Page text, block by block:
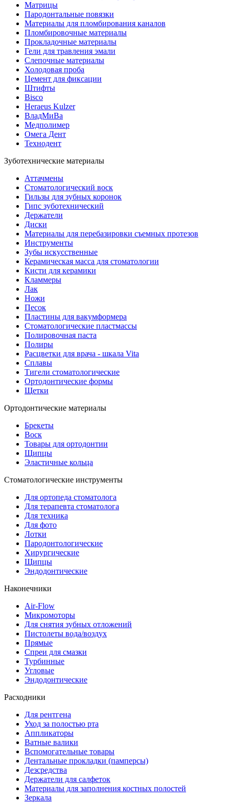
Матрицы
Пародонтальные повязки
Материалы для пломбирования каналов
Пломбировочные материалы
Прокладочные материалы
Гели для травления эмали
Слепочные материалы
Холодовая проба
Цемент для фиксации
Штифты
Bisco
Heraeus Kulzer
ВладМиВа
Медполимер
Омега Дент
Технодент
Зуботехнические материалы
Аттачмены
Стоматологический воск
Гильзы для зубных коронок
Гипс зуботехнический
Держатели
Диски
Материалы для перебазировки съемных протезов
Инструменты
Зубы искусственные
Керамическая масса для стоматологии
Кисти для керамики
Кламмеры
Лак
Ножи
Песок
Пластины для вакумформера
Стоматологические пластмассы
Полировочная паста
Полиры
Расцветки для врача - шкала Vita
Сплавы
Тигели стоматологические
Ортодонтические формы
Щетки
Ортодонтические материалы
Брекеты
Воск
Товары для ортодонтии
Щипцы
Эластичные кольца
Стоматологические инструменты
Для ортопеда стоматолога
Для терапевта стоматолога
Для техника
Для фото
Лотки
Пародонтологические
Хирургические
Щипцы
Эндодонтические
Наконечники
Air-Flow
Микромоторы
Для снятия зубных отложений
Пистолеты вода/воздух
Прямые
Спреи для смазки
Турбинные
Угловые
Эндодонтические
Расходники
Для рентгена
Уход за полостью рта
Аппликаторы
Ватные валики
Вспомогательные товары
Дентальные прокладки (памперсы)
Дезсредства
Держатели для салфеток
Материалы для заполнения костных полостей
Зеркала